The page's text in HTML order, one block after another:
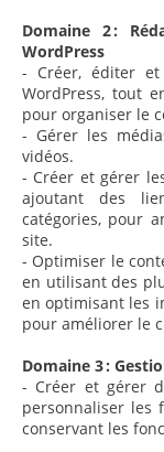
Domaine 2 :
WordPress
- Créer, éditer
WordPress, tout
pour organiser le
- Gérer les
vidéos.
- Créer et gérer
ajoutant des
catégories, pour
site.
- Optimiser le
en utilisant des
en optimisant les
pour améliorer le
Domaine 3 :
- Créer et gérer
personnaliser les
conservant les